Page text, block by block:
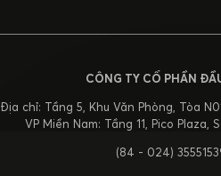
CÔNG TY CỔ PHẦN
Địa chỉ: Tầng 5, Khu Văn Phòng, Tòa
VP Miền Nam: Tầng 11, Pico Plaza,
(84 - 024)